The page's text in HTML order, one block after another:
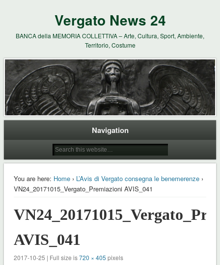
Vergato News 24
BANCA della MEMORIA COLLETTIVA – Arte, Cultura, Sport, Ambiente,
Territorio, Costume
Navigation
You are here: Home› L’Avis di Vergato consegna le benemerenze›
VN24_20171015_Vergato_Premiazioni AVIS_041
AVIS_041
2017-10-25 | Full size is720 × 405 pixels